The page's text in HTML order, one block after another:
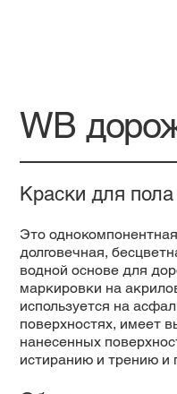
WB
Краски для пола
Это
долговечная,
водной основе для
маркировки на
используется на
поверхностях, имеет
нанесенных
истиранию и трению и